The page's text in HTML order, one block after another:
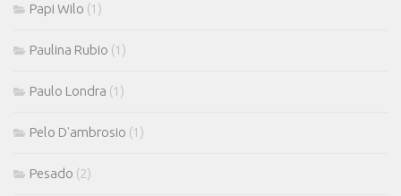
Papi Wilo (1)
Paulina Rubio (1)
Paulo Londra (1)
Pelo D'ambrosio (1)
Pesado (2)